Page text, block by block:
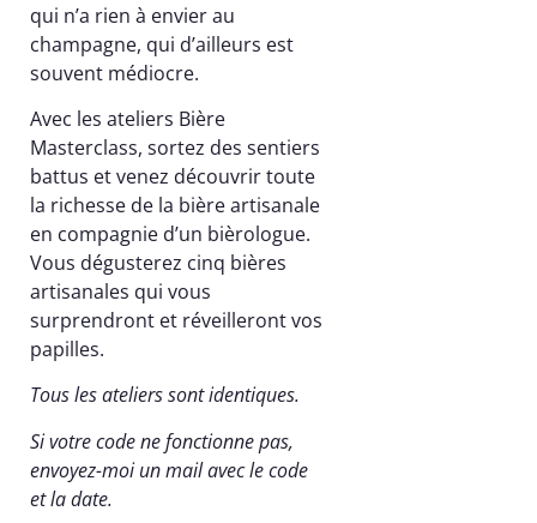
qui n’a rien à envier au
champagne, qui d’ailleurs est
souvent médiocre.
Avec les ateliers Bière
Masterclass, sortez des sentiers
battus et venez découvrir toute
la richesse de la bière artisanale
en compagnie d’un bièrologue.
Vous dégusterez cinq bières
artisanales qui vous
surprendront et réveilleront vos
papilles.
Tous les ateliers sont identiques.
Si votre code ne fonctionne pas,
envoyez-moi un mail avec le code
et la date.